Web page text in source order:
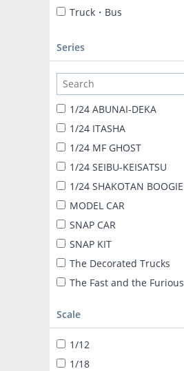
Truck・Bus
Series
1/24 ABUNAI-DEKA
1/24 ITASHA
1/24 MF GHOST
1/24 SEIBU-KEISATSU
1/24 SHAKOTAN BOOGIE
MODEL CAR
SNAP CAR
SNAP KIT
The Decorated Trucks
The Fast and the Furious
TUNED CAR
SNAP KIT
SUPER CAR
Scale
1/12
1/18